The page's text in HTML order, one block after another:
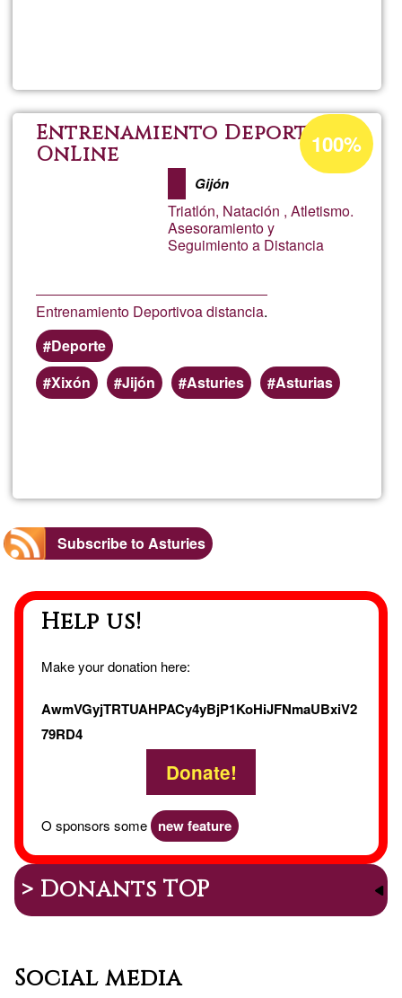
de
mano
Entrenamiento Deportivo
OnLine
Gijón
Triatlón, Natación , Atletismo.
Asesoramiento y
Seguimiento a Distancia
Entrenamiento Deportivoa distancia.
Deporte
Xixón
Jijón Asturies Asturias
Acceptance
percentage
Ğ1
100%
Subscribe to Asturies
Help us!
Make your donation here:
AwmVGyjTRTUAHPACy4yBjP1KoHiJFNmaUBxiV2
79RD4
Donate!
O sponsors some new feature
> Donants TOP
Social media